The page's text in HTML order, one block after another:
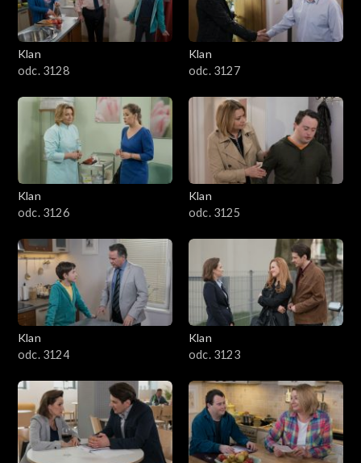
Klan
odc. 3128
Klan
odc. 3127
Klan
odc. 3126
Klan
odc. 3125
Klan
odc. 3124
Klan
odc. 3123